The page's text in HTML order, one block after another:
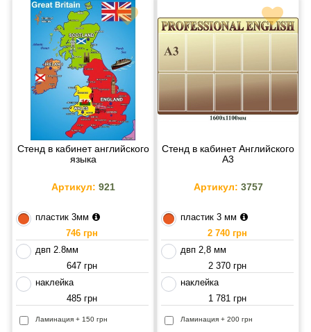
Стенд в кабинет английского
языка
Артикул: 921
пластик 3мм
746 грн
двп 2.8мм
647 грн
наклейка
485 грн
Ламинация + 150 грн
Стенд в кабинет Английского
А3
Артикул: 3757
пластик 3 мм
2 740 грн
двп 2,8 мм
2 370 грн
наклейка
1 781 грн
Ламинация + 200 грн